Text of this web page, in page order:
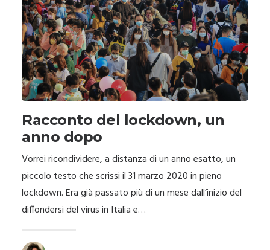
Racconto del lockdown, un
anno dopo
Vorrei ricondividere, a distanza di un anno esatto, un
piccolo testo che scrissi il 31 marzo 2020 in pieno
lockdown. Era già passato più di un mese dall’inizio del
diffondersi del virus in Italia e…